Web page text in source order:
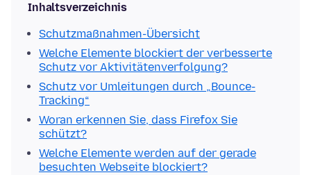
Inhaltsverzeichnis
Schutzmaßnahmen-Übersicht
Welche Elemente blockiert der verbesserte
Schutz vor Aktivitätenverfolgung?
Schutz vor Umleitungen durch „Bounce-
Tracking“
Woran erkennen Sie, dass Firefox Sie
schützt?
Welche Elemente werden auf der gerade
besuchten Webseite blockiert?